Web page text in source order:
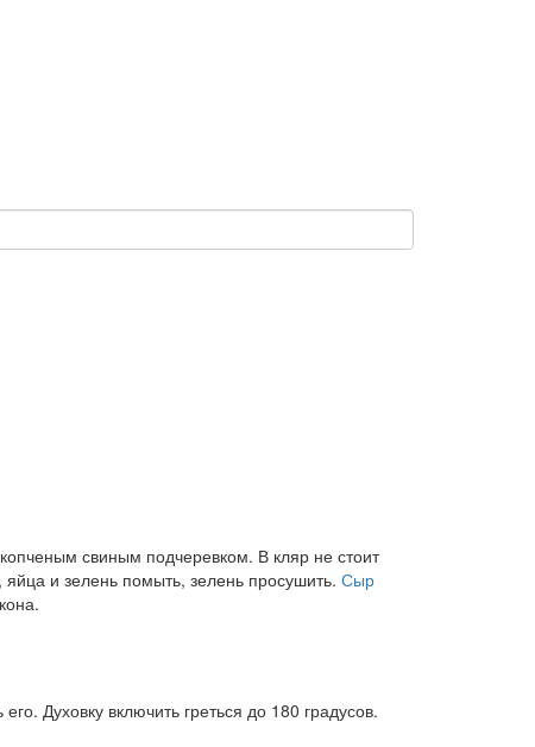
свиным подчеревком. В кляр не стоит
и зелень помыть, зелень просушить. Сыр
Духовку включить греться до 180 градусов.